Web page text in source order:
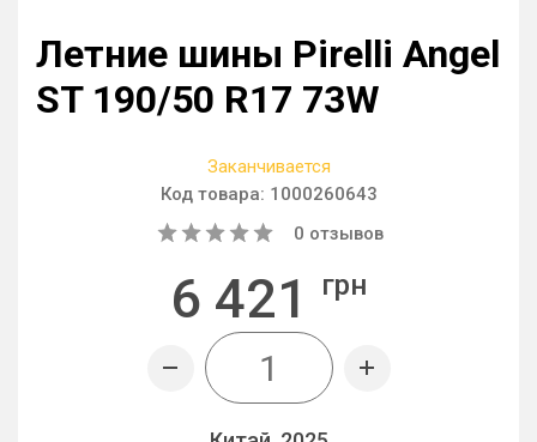
Летние шины Pirelli Angel
ST 190/50 R17 73W
Заканчивается
Код товара: 1000260643
0 отзывов
6 421 грн